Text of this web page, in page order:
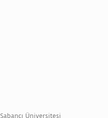
Sabancı Üniversitesi